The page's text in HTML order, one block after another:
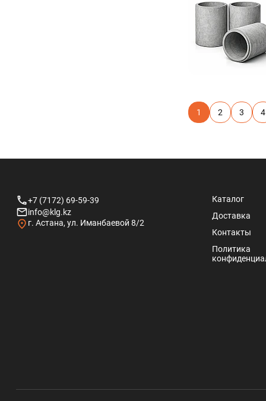
1 2 3 4
+7 (7172) 69-59-39
info@klg.kz
г. Астана, ул. Иманбаевой 8/2
Каталог
Доставка
Контакты
Политика